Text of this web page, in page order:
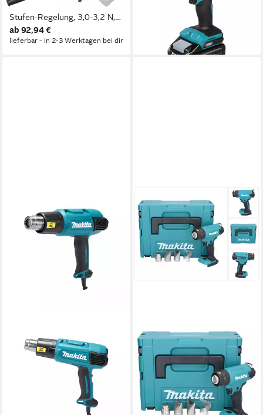
Ladegerät, mit variabler 3-
Stufen-Regelung, 3,0-3,2 N,
3,5-3,6 m³/min, 99 m/s
ab 92,94 €
lieferbar - in 2-3 Werktagen bei dir
lieferbar - in 2-3 Werktagen bei dir